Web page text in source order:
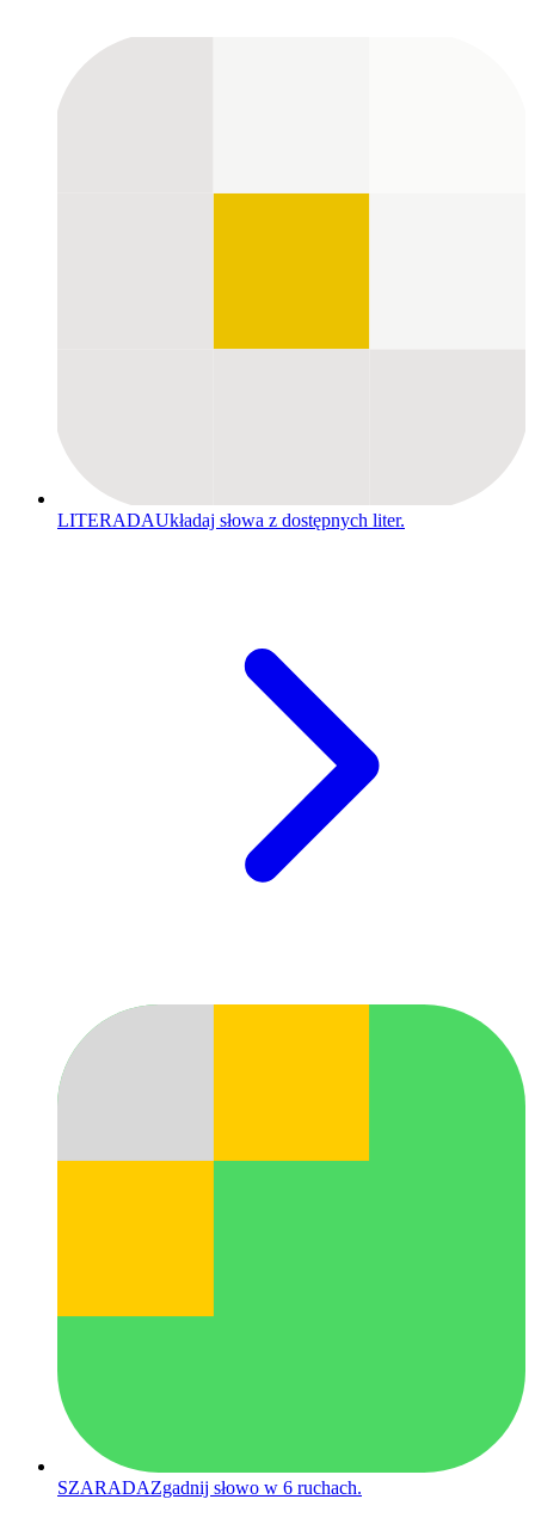
LITERADAUkładaj słowa z dostępnych liter.
SZARADAZgadnij słowo w 6 ruchach.